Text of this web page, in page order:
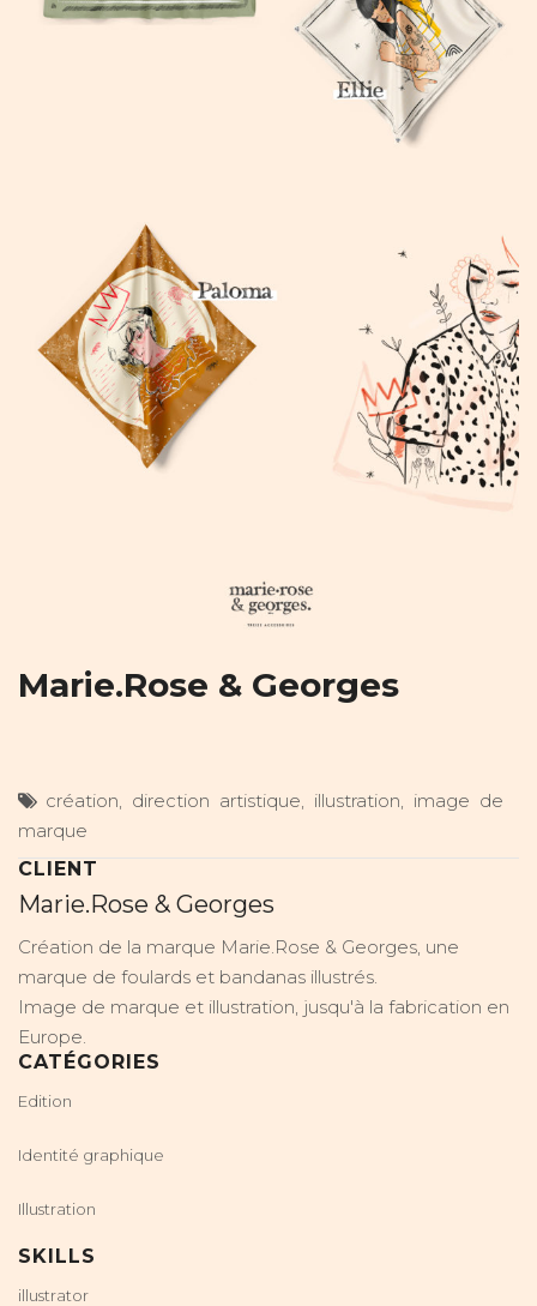
Marie.Rose & Georges
création direction artistique illustration
image de
marque
CLIENT
Marie.Rose & Georges
Création de la marque Marie.Rose & Georges, une
marque de foulards et bandanas illustrés.
Image de marque et illustration, jusqu'à la fabrication en
Europe.
CATÉGORIES
Edition
Identité graphique
Illustration
SKILLS
illustrator